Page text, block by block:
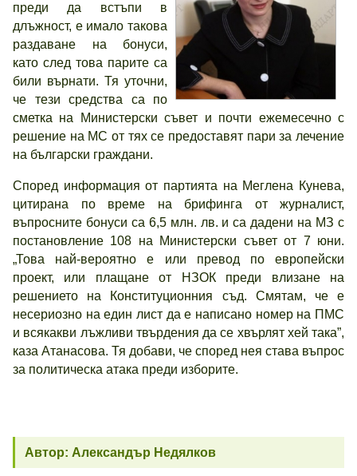
преди да встъпи в
длъжност, е имало такова
раздаване на бонуси,
като след това парите са
били върнати. Тя уточни,
че тези средства са по
сметка на Министерски съвет и почти ежемесечно с
решение на МС от тях се предоставят пари за лечение
на български граждани.
Според информация от партията на Меглена Кунева,
цитирана по време на брифинга от журналист,
въпросните бонуси са 6,5 млн. лв. и са дадени на МЗ с
постановление 108 на Министерски съвет от 7 юни.
„Това най-вероятно е или превод по европейски
проект, или плащане от НЗОК преди влизане на
решението на Конституционния съд. Смятам, че е
несериозно на един лист да е написано номер на ПМС
и всякакви лъжливи твърдения да се хвърлят хей така”,
каза Атанасова. Тя добави, че според нея става въпрос
за политическа атака преди изборите.
Автор: Александър Недялков